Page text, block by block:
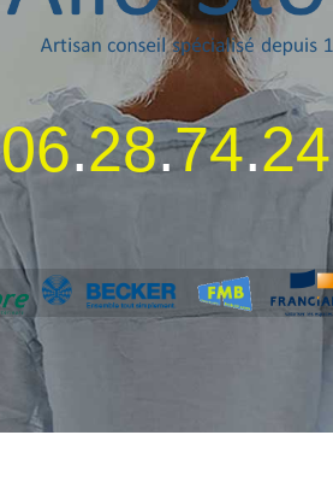
06.28.74.24